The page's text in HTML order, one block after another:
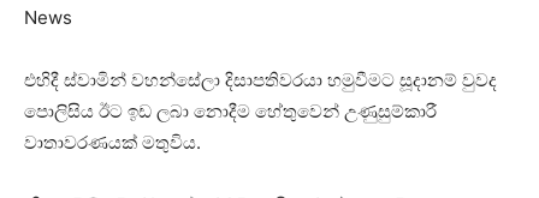
News
එහිදී ස්වාමින් වහන්සේලා දිසාපතිවරයා හමුවීමට සූදානම් වුවද
පොලිසිය ඊට ඉඩ ලබා නොදීම හේතුවෙන් උණුසුම්කාරී
වාතාවරණයක් මතුවිය.